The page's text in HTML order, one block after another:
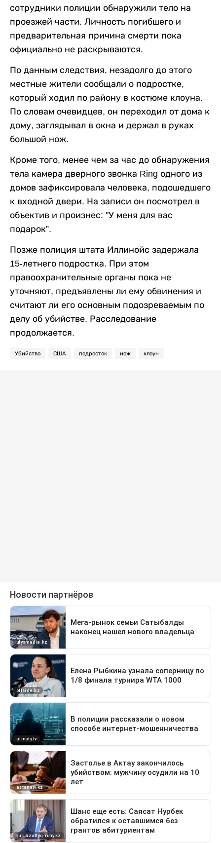
сотрудники полиции обнаружили тело на
проезжей части. Личность погибшего и
предварительная причина смерти пока
официально не раскрываются.
По данным следствия, незадолго до этого
местные жители сообщали о подростке,
который ходил по району в костюме клоуна.
По словам очевидцев, он переходил от дома к
дому, заглядывал в окна и держал в руках
большой нож.
Кроме того, менее чем за час до обнаружения
тела камера дверного звонка Ring одного из
домов зафиксировала человека, подошедшего
к входной двери. На записи он посмотрел в
объектив и произнес: "У меня для вас
подарок”.
Позже полиция штата Иллинойс задержала
15-летнего подростка. При этом
правоохранительные органы пока не
уточняют, предъявлены ли ему обвинения и
считают ли его основным подозреваемым по
делу об убийстве. Расследование
продолжается.
Убийство США подросток нож клоун